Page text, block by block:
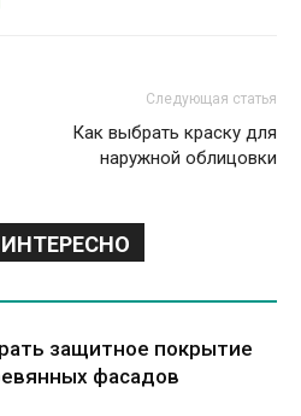
Следующая статья
Как выбрать краску для
наружной облицовки
защитное покрытие
фасадов